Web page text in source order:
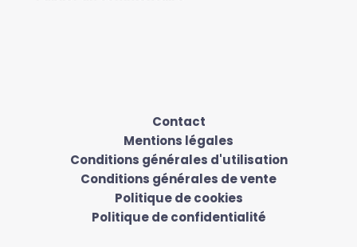
Contact
Mentions légales
Conditions générales d'utilisation
Conditions générales de vente
Politique de cookies
Politique de confidentialité